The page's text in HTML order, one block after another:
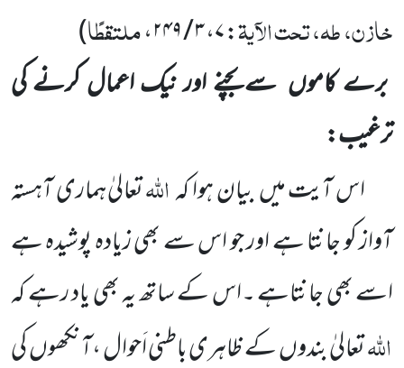
خازن، طہ، تحت الآیۃ: ۷، ۳ / ۲۴۹، ملتقطًا)
برے کاموں سے بچنے اور نیک اعمال کرنے کی
ترغیب:
اس آیت میںبیان ہوا کہاللہتعالیٰ ہماری آہستہ
آواز کو جانتا ہے اور جو اس سے بھی زیادہ پوشیدہ ہے
اسے بھی جانتاہے ۔اس کے ساتھ یہ بھی یاد رہے کہ
اللہتعالیٰ بندوںکے ظاہری باطنی اَحوال ،آنکھوںکی